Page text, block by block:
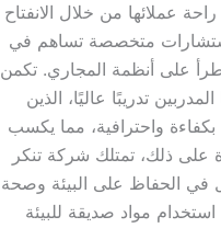
عملائها من خلال الانفتاح
متخصصة تساهم في
على أنظمة المجاري. تكمن
تدريبًا عاليًا، الذين
واحترافية، مما يكسب
على ذلك، تمتلك شركة تنكر
في الحفاظ على البيئة وصحة
مواد صديقة للبيئة